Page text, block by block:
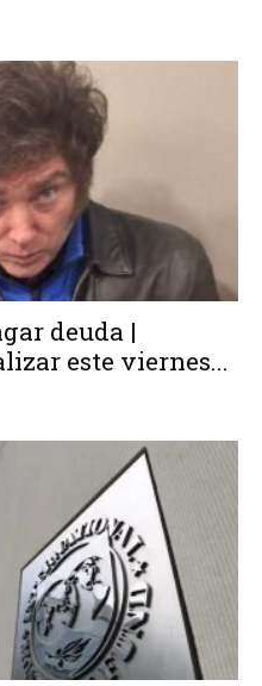
deuda |
este viernes...